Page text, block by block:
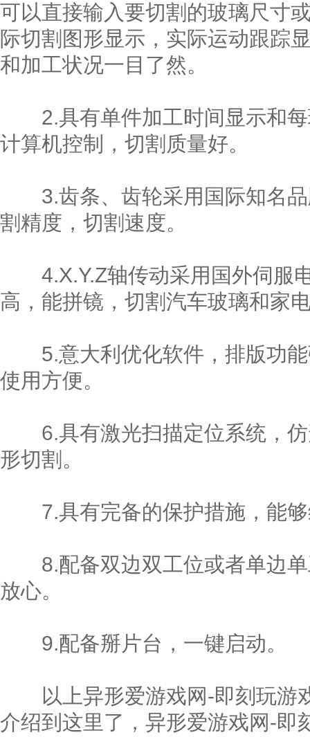
可以直接输入要切割的玻璃尺寸
际切割图形显示，实际运动跟踪
和加工状况一目了然。
2.具有单件加工时间显示和每
计算机控制，切割质量好。
3.齿条、齿轮采用国际知名品
割精度，切割速度。
4.X.Y.Z轴传动采用国外伺服
高，能拼镜，切割汽车玻璃和家
5.意大利优化软件，排版功能
使用方便。
6.具有激光扫描定位系统，仿
形切割。
7.具有完备的保护措施，能够
8.配备双边双工位或者单边单
放心。
9.配备掰片台，一键启动。
以上异形爱游戏网-即刻玩游
介绍到这里了，异形爱游戏网-即